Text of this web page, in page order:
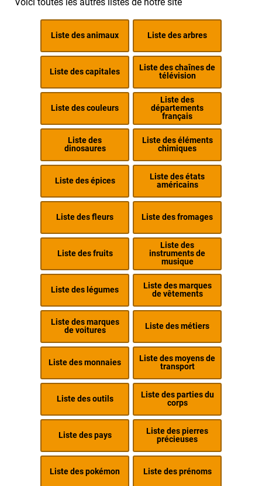
Liste des animaux Liste des arbres
Liste des capitales
Liste des chaînes de
télévision
Liste des couleurs
Liste des
départements
français
Liste des
dinosaures
Liste des éléments
chimiques
Liste des épices
Liste des états
américains
Liste des fleurs Liste des fromages
Liste des fruits
Liste des
instruments de
musique
Liste des légumes
Liste des marques
de vêtements
Liste des marques
de voitures
Liste des métiers
Liste des monnaies
Liste des moyens de
transport
Liste des outils
Liste des parties du
corps
Liste des pays
Liste des pierres
précieuses
Liste des pokémon Liste des prénoms